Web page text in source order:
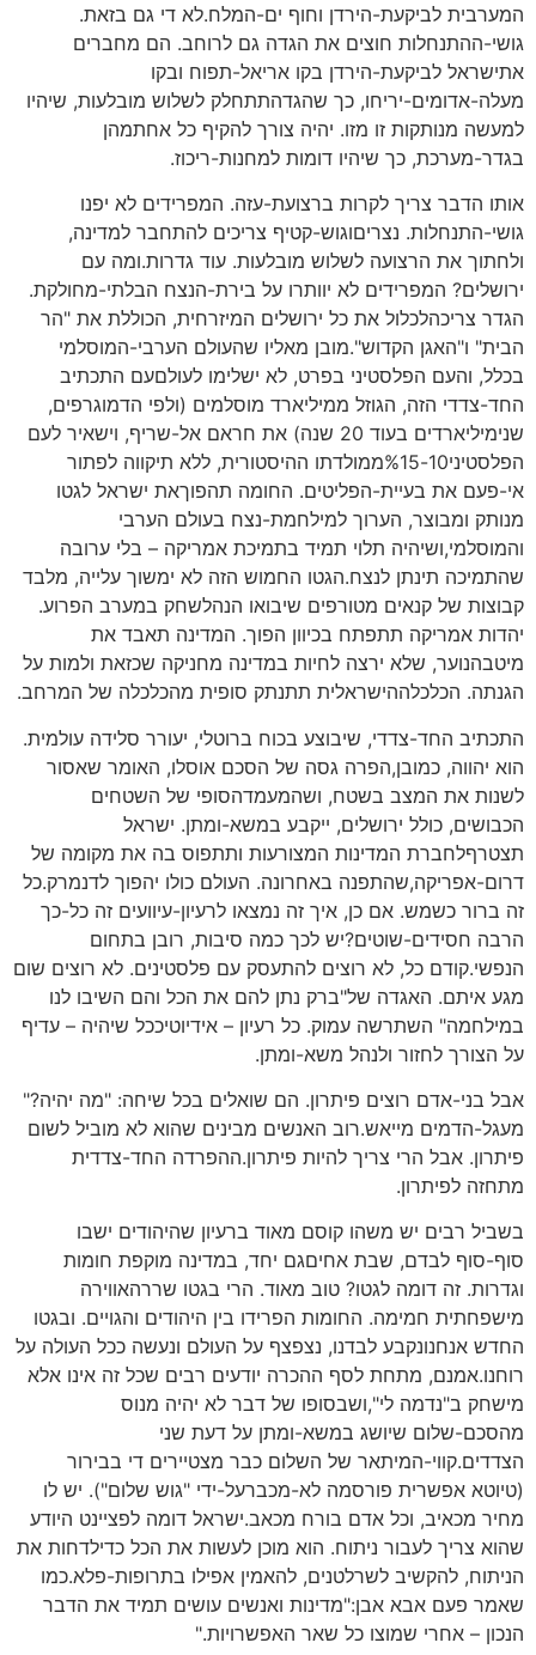
המערבית לביקעת-הירדן וחוף ים-המלח.לא די גם בזאת.
גושי-ההתנחלות חוצים את הגדה גם לרוחב. הם מחברים
אתישראל לביקעת-הירדן בקו אריאל-תפוח ובקו
מעלה-אדומים-יריחו, כך שהגדהתתחלק לשלוש מובלעות, שיהיו
למעשה מנותקות זו מזו. יהיה צורך להקיף כל אחתמהן
בגדר-מערכת, כך שיהיו דומות למחנות-ריכוז.
אותו הדבר צריך לקרות ברצועת-עזה. המפרידים לא יפנו
גושי-התנחלות. נצריםוגוש-קטיף צריכים להתחבר למדינה,
ולחתוך את הרצועה לשלוש מובלעות. עוד גדרות.ומה עם
ירושלים? המפרידים לא יוותרו על בירת-הנצח הבלתי-מחולקת.
הגדר צריכהלכלול את כל ירושלים המיזרחית, הכוללת את "הר
הבית" ו"האגן הקדוש".מובן מאליו שהעולם הערבי-המוסלמי
בכלל, והעם הפלסטיני בפרט, לא ישלימו לעולםעם התכתיב
החד-צדדי הזה, הגוזל ממיליארד מוסלמים (ולפי הדמוגרפים,
שנימיליארדים בעוד 20 שנה) את חראם אל-שריף, וישאיר לעם
הפלסטיני10-%15ממולדתו ההיסטורית, ללא תיקווה לפתור
אי-פעם את בעיית-הפליטים. החומה תהפוךאת ישראל לגטו
מנותק ומבוצר, הערוך למילחמת-נצח בעולם הערבי
והמוסלמי,ושיהיה תלוי תמיד בתמיכת אמריקה – בלי ערובה
שהתמיכה תינתן לנצח.הגטו החמוש הזה לא ימשוך עלייה, מלבד
קבוצות של קנאים מטורפים שיבואו הנהלשחק במערב הפרוע.
יהדות אמריקה תתפתח בכיוון הפוך. המדינה תאבד את
מיטבהנוער, שלא ירצה לחיות במדינה מחניקה שכזאת ולמות על
הגנתה. הכלכלההישראלית תתנתק סופית מהכלכלה של המרחב.
התכתיב החד-צדדי, שיבוצע בכוח ברוטלי, יעורר סלידה עולמית.
הוא יהווה, כמובן,הפרה גסה של הסכם אוסלו, האומר שאסור
לשנות את המצב בשטח, ושהמעמדהסופי של השטחים
הכבושים, כולל ירושלים, ייקבע במשא-ומתן. ישראל
תצטרףלחברת המדינות המצורעות ותתפוס בה את מקומה של
דרום-אפריקה,שהתפנה באחרונה. העולם כולו יהפוך לדנמרק.כל
זה ברור כשמש. אם כן, איך זה נמצאו לרעיון-עיוועים זה כל-כך
הרבה חסידים-שוטים?יש לכך כמה סיבות, רובן בתחום
הנפשי.קודם כל, לא רוצים להתעסק עם פלסטינים. לא רוצים שום
מגע איתם. האגדה של"ברק נתן להם את הכל והם השיבו לנו
במילחמה" השתרשה עמוק. כל רעיון – אידיוטיככל שיהיה – עדיף
על הצורך לחזור ולנהל משא-ומתן.
אבל בני-אדם רוצים פיתרון. הם שואלים בכל שיחה: "מה יהיה?"
מעגל-הדמים מייאש.רוב האנשים מבינים שהוא לא מוביל לשום
פיתרון. אבל הרי צריך להיות פיתרון.ההפרדה החד-צדדית
מתחזה לפיתרון.
בשביל רבים יש משהו קוסם מאוד ברעיון שהיהודים ישבו
סוף-סוף לבדם, שבת אחיםגם יחד, במדינה מוקפת חומות
וגדרות. זה דומה לגטו? טוב מאוד. הרי בגטו שררהאווירה
מישפחתית חמימה. החומות הפרידו בין היהודים והגויים. ובגטו
החדש אנחנונקבע לבדנו, נצפצף על העולם ונעשה ככל העולה על
רוחנו.אמנם, מתחת לסף ההכרה יודעים רבים שכל זה אינו אלא
מישחק ב"נדמה לי",ושבסופו של דבר לא יהיה מנוס
מהסכם-שלום שיושג במשא-ומתן על דעת שני
הצדדים.קווי-המיתאר של השלום כבר מצטיירים די בבירור
(טיוטא אפשרית פורסמה לא-מכברעל-ידי "גוש שלום"). יש לו
מחיר מכאיב, וכל אדם בורח מכאב.ישראל דומה לפציינט היודע
שהוא צריך לעבור ניתוח. הוא מוכן לעשות את הכל כדילדחות את
הניתוח, להקשיב לשרלטנים, להאמין אפילו בתרופות-פלא.כמו
שאמר פעם אבא אבן:"מדינות ואנשים עושים תמיד את הדבר
הנכון – אחרי שמוצו כל שאר האפשרויות."